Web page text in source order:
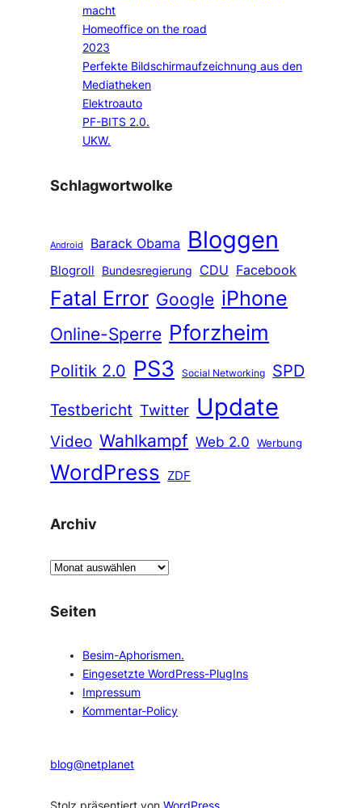
macht
Homeoffice on the road
2023
Perfekte Bildschirmaufzeichnung aus den
Mediatheken
Elektroauto
PF-BITS 2.0.
UKW.
Schlagwortwolke
Android Barack Obama Bloggen
Blogroll Bundesregierung CDU Facebook
Fatal Error Google iPhone
Online-Sperre Pforzheim
Politik 2.0 PS3 Social Networking
SPD
Testbericht Twitter Update
Video Wahlkampf Web 2.0 Werbung
WordPress ZDF
Archiv
A
c
Seiten
Besim-Aphorismen.
Eingesetzte WordPress-PlugIns
Impressum
Kommentar-Policy
blog@netplanet